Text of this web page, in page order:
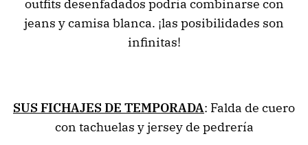
outfits desenfadados podría combinarse con
jeans y camisa blanca. ¡las posibilidades son
infinitas!
SUS FICHAJES DE TEMPORADA: Falda de cuero
con tachuelas y jersey de pedrería